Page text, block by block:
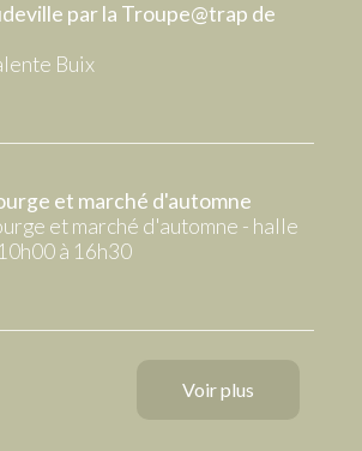
par la Troupe@trap de
Buix
et marché d'automne
et marché d'automne - halle
à 16h30
Voir plus